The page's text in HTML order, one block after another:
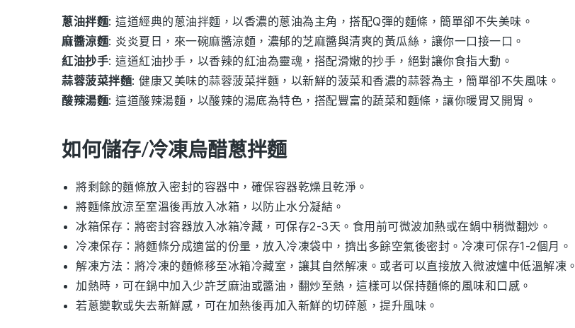
蔥油拌麵: 這道經典的蔥油拌麵 ，以香濃的蔥油為主角，搭配Q彈的麵條 ，簡單卻不失美味。
麻醬涼麵: 炎炎夏日，來一碗麻醬涼麵 ，濃郁的芝麻醬與清爽的黃瓜絲 ，讓你一口接一口。
紅油抄手: 這道紅油抄手 ，以香辣的紅油為靈魂，搭配滑嫩的抄手 ，絕對讓你食指大動。
蒜蓉菠菜拌麵: 健康又美味的蒜蓉菠菜拌麵 ，以新鮮的菠菜和香濃的蒜蓉為主，簡單卻不失風味。
酸辣湯麵: 這道酸辣湯麵 ，以酸辣的湯底為特色，搭配豐富的蔬菜和麵條 ，讓你暖胃又開胃。
如何儲存/冷凍烏醋蔥拌麵
將剩餘的麵條放入密封的容器中，確保容器乾燥且乾淨。
將麵條放涼至室溫後再放入冰箱，以防止水分凝結。
冰箱保存：將密封容器放入冰箱冷藏，可保存2-3天。食用前可微波加熱或在鍋中稍微翻炒。
冷凍保存：將麵條分成適當的份量，放入冷凍袋中，擠出多餘空氣後密封。冷凍可保存1-2個月。
解凍方法：將冷凍的麵條移至冰箱冷藏室，讓其自然解凍。或者可以直接放入微波爐中低溫解凍。
加熱時，可在鍋中加入少許芝麻油或醬油 ，翻炒至熱，這樣可以保持麵條的風味和口感。
若蔥變軟或失去新鮮感，可在加熱後再加入新鮮的切碎蔥 ，提升風味。